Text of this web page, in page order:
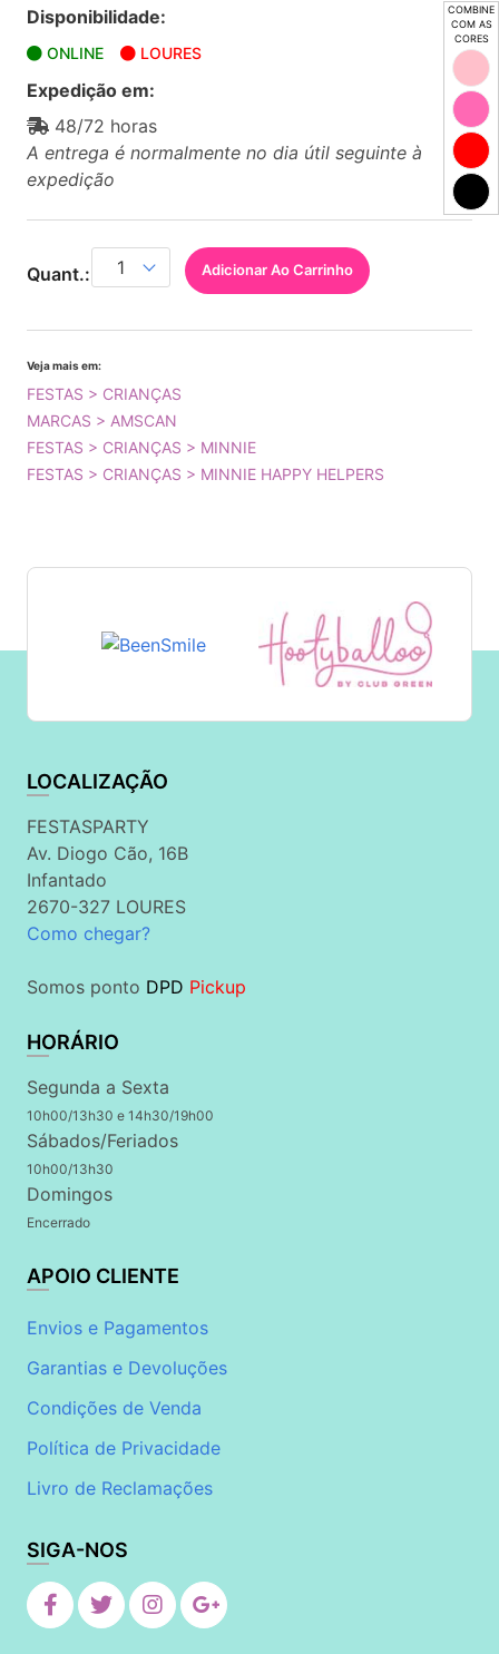
COMBINE
COM AS
CORES
Disponibilidade:
ONLINE LOURES
Expedição em:
48/72 horas
A entrega é normalmente no dia útil seguinte à
expedição
Quant.: Adicionar Ao Carrinho
Veja mais em:
FESTAS > CRIANÇAS
MARCAS > AMSCAN
FESTAS > CRIANÇAS > MINNIE
FESTAS > CRIANÇAS > MINNIE HAPPY HELPERS
LOCALIZAÇÃO
FESTASPARTY
Av. Diogo Cão, 16B
Infantado
2670-327 LOURES
Como chegar?
Somos ponto DPD Pickup
HORÁRIO
Segunda a Sexta
10h00/13h30 e 14h30/19h00
Sábados/Feriados
10h00/13h30
Domingos
Encerrado
APOIO CLIENTE
Envios e Pagamentos
Garantias e Devoluções
Condições de Venda
Política de Privacidade
Livro de Reclamações
SIGA-NOS